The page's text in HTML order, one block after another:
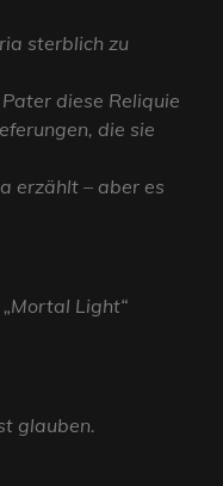
sterblich zu
diese Reliquie
die sie
erzählt – aber es
Light“
glauben.